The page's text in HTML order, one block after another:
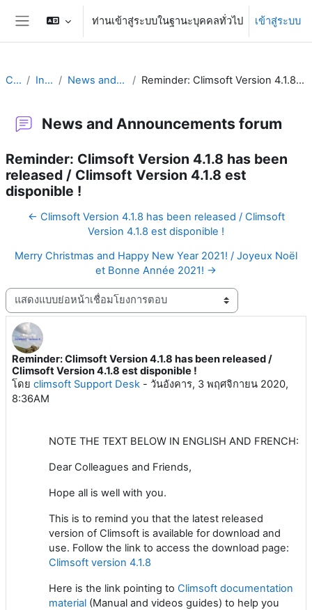
ข้ามไปที่เนื้อหาหลัก
ท่านเข้าสู่ระบบในฐานะบุคคลทั่วไป เข้าสู่ระบบ
Climsoft Introduction News and Announcements forum Reminder: Climsoft Version 4.1.8 has been released / Climsoft Version 4.1.8 est disponible !
News and Announcements forum
Reminder: Climsoft Version 4.1.8 has been
released / Climsoft Version 4.1.8 est
disponible !
← Climsoft Version 4.1.8 has been released / Climsoft
Version 4.1.8 est disponible !
Merry Christmas and Happy New Year 2021! / Joyeux Noël
et Bonne Année 2021! →
Display mode
Reminder: Climsoft Version 4.1.8 has been released /
Climsoft Version 4.1.8 est disponible !
โดย climsoft Support Desk - วันอังคาร, 3 พฤศจิกายน 2020,
8:36AM
Number of replies: 0
NOTE THE TEXT BELOW IN ENGLISH AND FRENCH:
Dear Colleagues and Friends,
Hope all is well with you.
This is to remind you that the latest released
version of Climsoft is available for download and
use. Follow the link to access the download page:
Climsoft version 4.1.8
Here is the link pointing to Climsoft documentation
material (Manual and videos guides) to help you